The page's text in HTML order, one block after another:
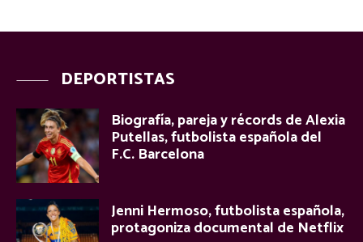
DEPORTISTAS
Biografía, pareja y récords de Alexia
Putellas, futbolista española del
F.C. Barcelona
Jenni Hermoso, futbolista española,
protagoniza documental de Netflix